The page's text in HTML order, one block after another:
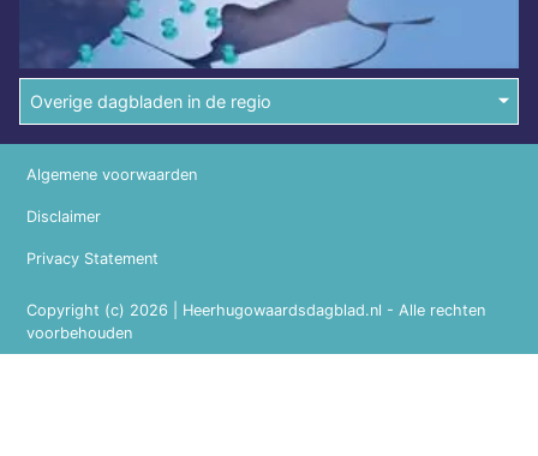
Overige dagbladen in de regio
Copyright (c) 2026 | Heerhugowaardsdagblad.nl - Alle rechten
voorbehouden
Algemene voorwaarden
Disclaimer
Privacy Statement